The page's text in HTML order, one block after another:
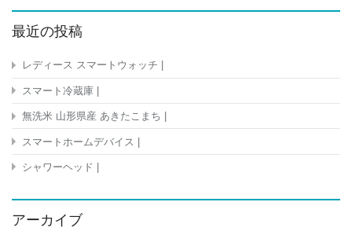
最近の投稿
レディース スマートウォッチ |
スマート冷蔵庫 |
無洗米 山形県産 あきたこまち |
スマートホームデバイス |
シャワーヘッド |
アーカイブ